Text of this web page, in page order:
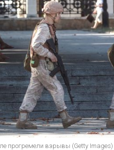
прогремели взрывы (Getty Images)